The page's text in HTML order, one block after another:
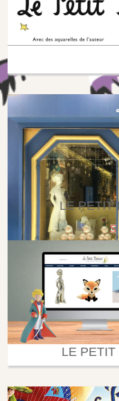
LE PETIT
LE